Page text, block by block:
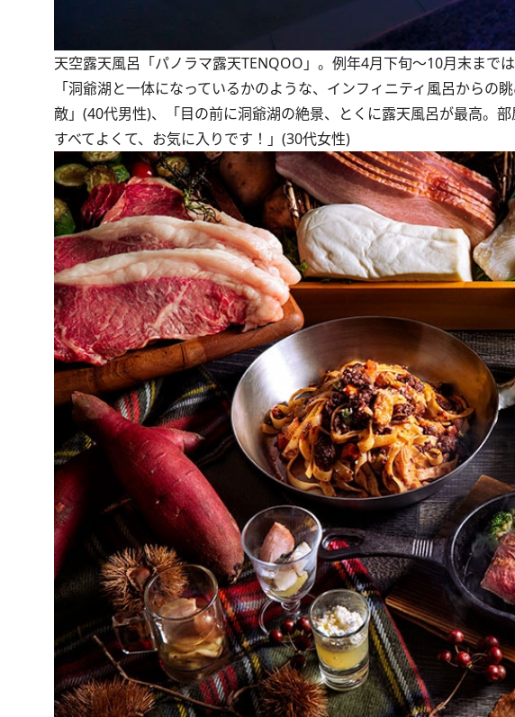
天空露天風呂「パノラマ露天TENQOO」。例年4月下旬～10月末までは
「洞爺湖と一体になっているかのような、インフィニティ風呂から
敵」(40代男性)、「目の前に洞爺湖の絶景、とくに露天風呂が最高。
すべてよくて、お気に入りです！」(30代女性)